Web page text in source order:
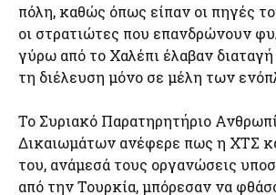
πόλη, καθώς όπως είπαν οι πηγές
οι στρατιώτες που επανδρώνουν
γύρω από το Χαλέπι έλαβαν
τη διέλευση μόνο σε μέλη των
Το Συριακό Παρατηρητήριο
Δικαιωμάτων ανέφερε πως η ΧΤΣ
του, ανάμεσά τους οργανώσεις
από την Τουρκία, μπόρεσαν να